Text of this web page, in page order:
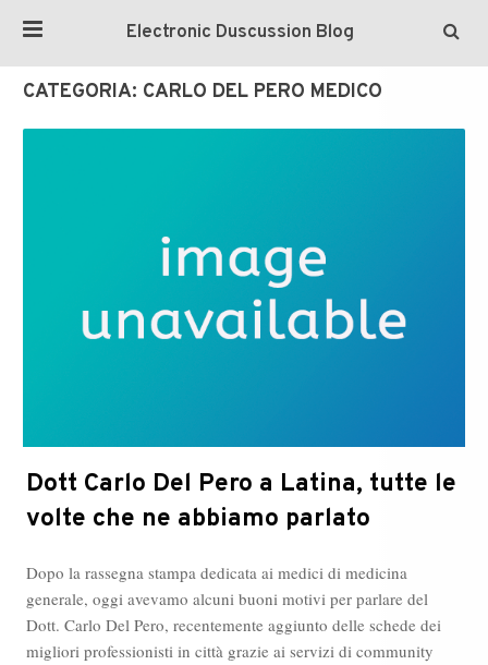
Electronic Duscussion Blog
CATEGORIA: CARLO DEL PERO MEDICO
Dott Carlo Del Pero a Latina, tutte le
volte che ne abbiamo parlato
Dopo la rassegna stampa dedicata ai medici di medicina
generale, oggi avevamo alcuni buoni motivi per parlare del
Dott. Carlo Del Pero, recentemente aggiunto delle schede dei
migliori professionisti in città grazie ai servizi di community